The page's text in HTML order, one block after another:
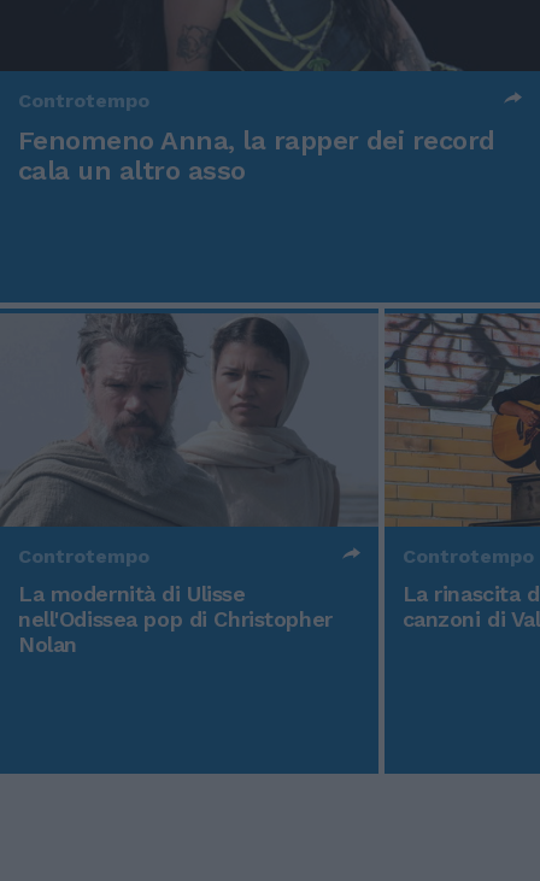
Controtempo
Fenomeno Anna, la rapper dei record
cala un altro asso
Controtempo
La modernità di Ulisse
nell'Odissea pop di Christopher
Nolan
Controtempo
La rinascita
canzoni di